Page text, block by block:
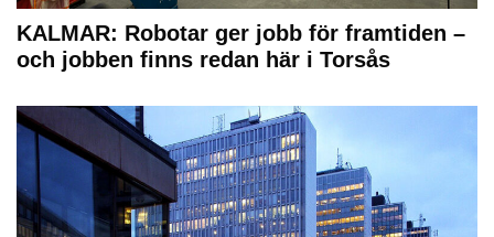
KALMAR: Robotar ger jobb för framtiden –
och jobben finns redan här i Torsås